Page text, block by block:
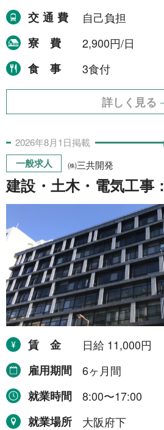
交通費
自己負担
寮費
2,900円/日
食事
3食付
詳しく見る
2026年8月1日掲載
一般求人 ㈱三共開発
建設・土木・電気工事：
賃金
日給 11,000円
雇用期間
6ヶ月間
就業時間
8:00〜17:00
就業場所
大阪府下